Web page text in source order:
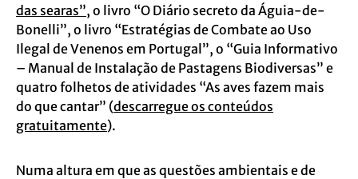
das searas”, o livro “O Diário secreto da Águia-de-
Bonelli”, o livro “Estratégias de Combate ao Uso
Ilegal de Venenos em Portugal”, o “Guia Informativo
– Manual de Instalação de Pastagens Biodiversas” e
quatro folhetos de atividades “As aves fazem mais
do que cantar” (descarregue os conteúdos
gratuitamente).
Numa altura em que as questões ambientais e de